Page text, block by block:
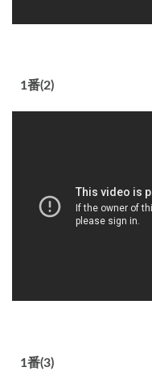
1番(2)
1番(3)